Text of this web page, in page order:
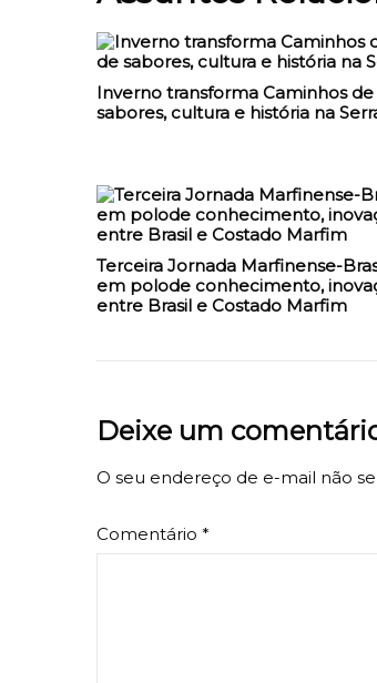
Inverno transforma Caminhos
sabores, cultura e história na
Terceira Jornada Marfinense-
em polode conhecimento,
entre Brasil e Costado Marfim
Deixe um
O seu endereço de e-mail não
Comentário *